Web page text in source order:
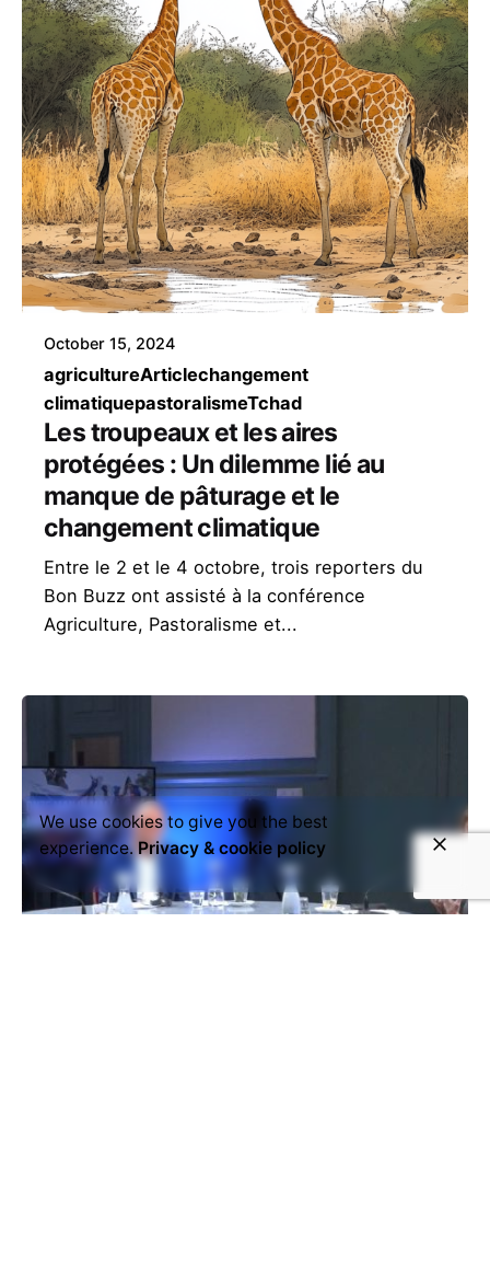
October 15, 2024
agricultureArticlechangement
climatiquepastoralismeTchad
Les troupeaux et les aires
protégées : Un dilemme lié au
manque de pâturage et le
changement climatique
Entre le 2 et le 4 octobre, trois reporters du
Bon Buzz ont assisté à la conférence
Agriculture, Pastoralisme et...
We use cookies to give you the best
experience.Privacy & cookie policy